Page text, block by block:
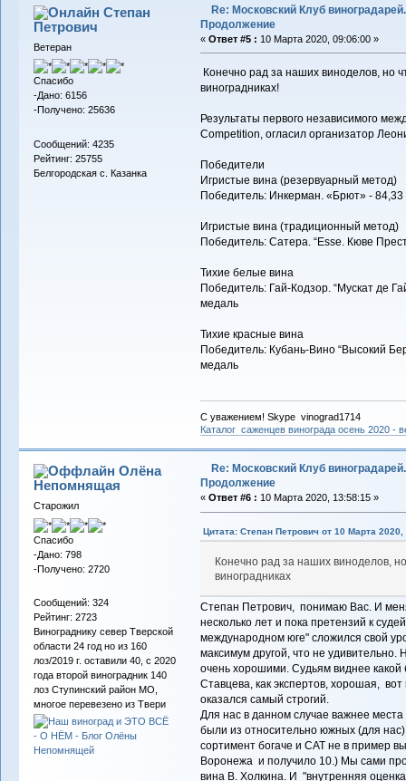
Степан
Петрович
Ветеран
Спасибо
-Дано: 6156
-Получено: 25636
Сообщений: 4235
Рейтинг: 25755
Белгородская с. Казанка
Re: Московский Клуб виноградарей.
Продолжение
« Ответ #5 : 10 Марта 2020, 09:06:00 »
Конечно рад за наших виноделов, но
виноградниках!
Результаты первого независимого
Competition, огласил организатор
Победители
Игристые вина (резервуарный метод)
Победитель: Инкерман. «Брют» -
Игристые вина (традиционный метод)
Победитель: Сатера. “Esse. Кюве
Тихие белые вина
Победитель: Гай-Кодзор. “Мускат де
медаль
Тихие красные вина
Победитель: Кубань-Вино “Высокий
медаль
С уважением! Skype vinograd1714
Каталог саженцев винограда осень 2020 -
Олёна
Непомнящая
Старожил
Спасибо
-Дано: 798
-Получено: 2720
Сообщений: 324
Рейтинг: 2723
Винограднику север Тверской
области 24 год но из 160
лоз/2019 г. оставили 40, с 2020
года второй виноградник 140
лоз Ступинский район МО,
многое перевезено из Твери
Re: Московский Клуб виноградарей.
Продолжение
« Ответ #6 : 10 Марта 2020, 13:58:15 »
Цитата: Степан Петрович от 10 Марта 2020,
Конечно рад за наших виноделов,
виноградниках
Степан Петрович, понимаю Вас. И
несколько лет и пока претензий к
международном юге" сложился свой
максимум другой, что не
очень хорошими. Судьям виднее какой
Ставцева, как экспертов, хорошая,
оказался самый строгий.
Для нас в данном случае важнее
были из относительно южных (для нас)
сортимент богаче и САТ не в пример
Воронежа и получило 10.) Мы сами
вина В. Холкина. И "внутренняя